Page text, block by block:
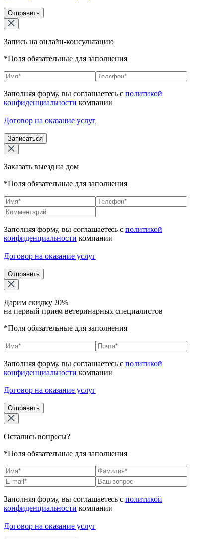
Отправить
Запись на онлайн-консультацию
*Поля обязательные для заполнения
Заполняя форму, вы соглашаетесь с политикой
конфиденциальности компании
Договор на оказание услуг
Записаться
Заказать выезд на дом
*Поля обязательные для заполнения
Заполняя форму, вы соглашаетесь с политикой
конфиденциальности компании
Договор на оказание услуг
Отправить
Дарим скидку 20%
на первый прием ветеринарных специалистов
*Поля обязательные для заполнения
Заполняя форму, вы соглашаетесь с политикой
конфиденциальности компании
Договор на оказание услуг
Отправить
Остались вопросы?
*Поля обязательные для заполнения
Заполняя форму, вы соглашаетесь с политикой
конфиденциальности компании
Договор на оказание услуг